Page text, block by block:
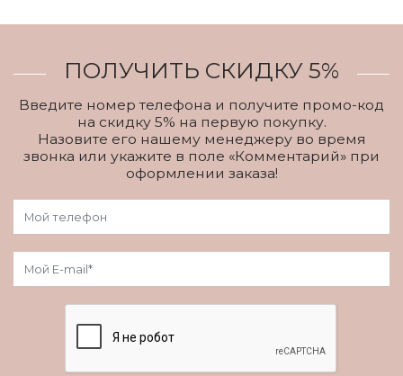
ПОЛУЧИТЬ СКИДКУ 5%
Введите номер телефона и получите промо-код
на скидку 5% на первую покупку.
Назовите его нашему менеджеру во время
звонка или укажите в поле «Комментарий» при
оформлении заказа!